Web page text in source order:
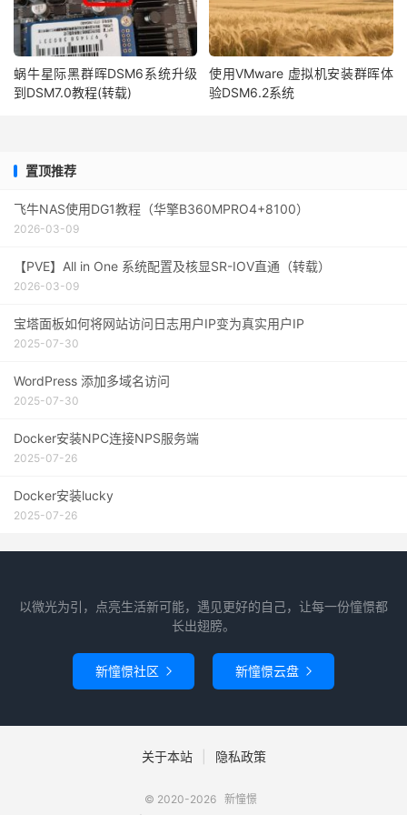
蜗牛星际黑群晖DSM6系统升级
到DSM7.0教程(转载)
使用VMware 虚拟机安装群晖体
验DSM6.2系统
置顶推荐
飞牛NAS使用DG1教程（华擎B360MPRO4+8100）
2026-03-09
【PVE】All in One 系统配置及核显SR-IOV直通（转载）
2026-03-09
宝塔面板如何将网站访问日志用户IP变为真实用户IP
2025-07-30
WordPress 添加多域名访问
2025-07-30
Docker安装NPC连接NPS服务端
2025-07-26
Docker安装lucky
2025-07-26
以微光为引，点亮生活新可能，遇见更好的自己，让每一份憧憬都
长出翅膀。
新憧憬社区  新憧憬云盘 
关于本站 隐私政策
© 2020-2026 新憧憬